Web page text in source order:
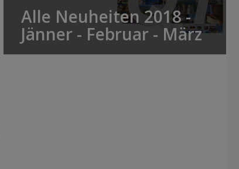
Alle Neuheiten 2018 -
Jänner - Februar - März